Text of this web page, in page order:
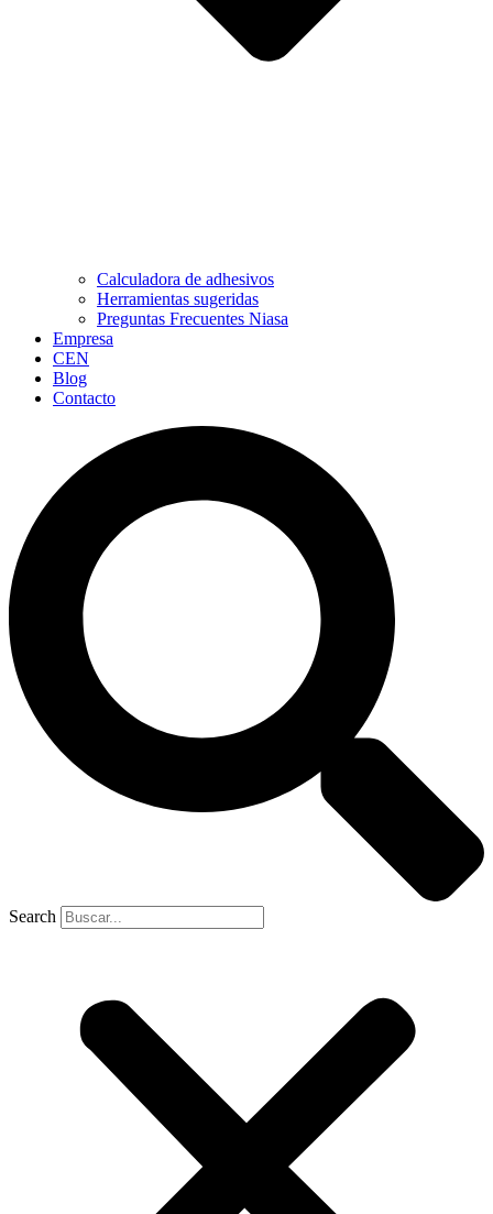
Calculadora de adhesivos
Herramientas sugeridas
Preguntas Frecuentes Niasa
Empresa
CEN
Blog
Contacto
Search